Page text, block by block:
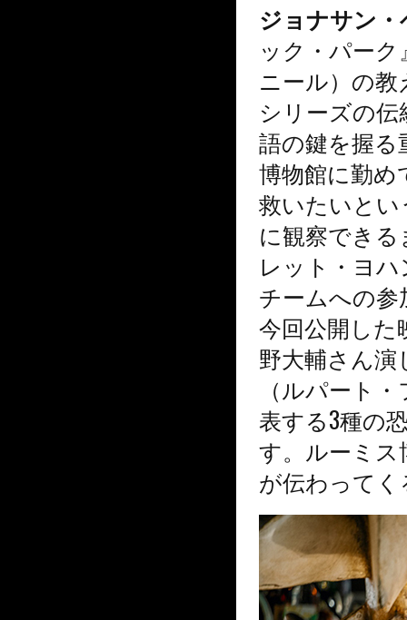
ジョナサン
ック・パー
ニール）の
シリーズの
語の鍵を握
博物館に勤
救いたいとい
に観察でき
レット・ヨ
チームへの
今回公開した
野大輔さん
（ルパート
表する3種の
す。ルーミ
が伝わって